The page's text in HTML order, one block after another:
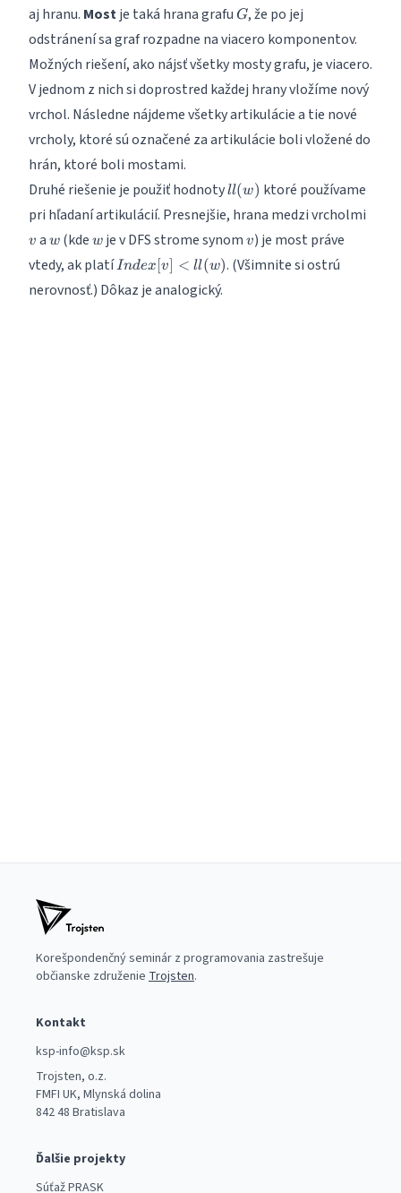
aj hranu. Mostje taká hrana grafu G
G, že po jej
odstránení sa graf rozpadne na viacero komponentov.
Možných riešení, ako nájsť všetky mosty grafu, je viacero.
V jednom z nich si doprostred každej hrany vložíme nový
vrchol. Následne nájdeme všetky artikulácie a tie nové
vrcholy, ktoré sú označené za artikulácie boli vložené do
hrán, ktoré boli mostami.
Druhé riešenie je použiť hodnoty ll(w)
ll(w) ktoré používame
pri hľadaní artikulácií. Presnejšie, hrana medzi vrcholmi
v a w
w (kdew
w je v DFS strome synomv
v) je most práve
vtedy, ak platí Index[v]
<ll(w)
Index [v] < ll(w). (Všimnite si ostrú
nerovnosť.) Dôkaz je analogický.
Korešpondenčný seminár z programovania zastrešuje
občianske združenie Trojsten.
Kontakt
ksp-info@ksp.sk
Trojsten, o.z.
FMFI UK, Mlynská dolina
842 48 Bratislava
Ďalšie projekty
Súťaž PRASK